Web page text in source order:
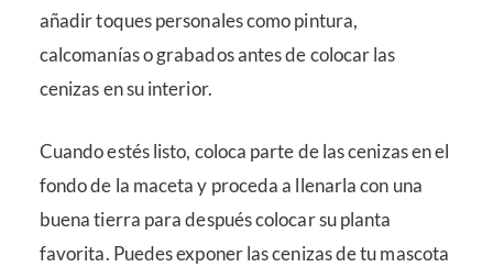
añadir toques personales como pintura,
calcomanías o grabados antes de colocar las
cenizas en su interior.
Cuando estés listo, coloca parte de las cenizas en el
fondo de la maceta y proceda a llenarla con una
buena tierra para después colocar su planta
favorita. Puedes exponer las cenizas de tu mascota